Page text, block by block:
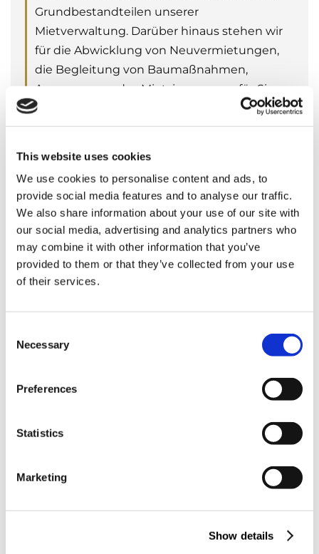
This website uses cookies
We use cookies to personalise content and ads, to
provide social media features and to analyse our traffic.
We also share information about your use of our site with
our social media, advertising and analytics partners who
may combine it with other information that you’ve
provided to them or that they’ve collected from your use
of their services.
Selection
Necessary
Preferences
Statistics
Marketing
Show details
Grundbestandteilen unserer
Mietverwaltung. Darüber hinaus stehen wir
für die Abwicklung von Neuvermietungen,
die Begleitung von Baumaßnahmen,
Anpassungen des Mietzinses u.v.m. für Sie
zur Verfügung.
Weitere Serviceleistungen
Erfahren Sie mehr über unsere Leistungen
zum Thema Sondereigentumsverwaltung
Mehr
zum Thema Abrechnungsservice